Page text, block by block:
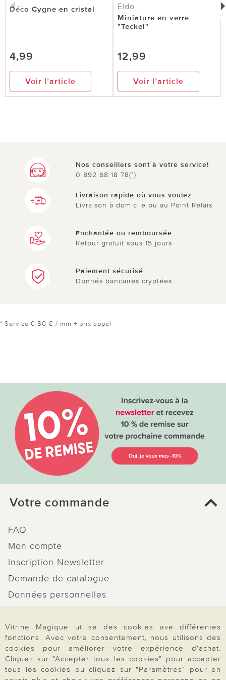
L'oiseau en verre est magnifique. Il était bien
emballé et est arrivé en bon état. [Traduit
0 sur 0 ont trouvé cette évaluation utile.
utile pas utile
Déco Cygne en cristal
4,99
Voir l’article
Eldo
Miniature en verre
"Teckel"
12,99
Voir l’article
Nos conseillers sont à votre service!
0 892 68 18 78(*)
Livraison rapide où vous voulez
Livraison à domicile ou au Point Relais
Enchantée ou remboursée
Retour gratuit sous 15 jours
Paiement sécurisé
Donnés bancaires cryptées
* Service 0,50 € / min + prix appel
Votre commande
FAQ
Mon compte
Inscription Newsletter
Demande de catalogue
Données personnelles
Rétractation
Vitrine Magique utilise des cookies ave différentes
fonctions. Avec votre consentement, nous utilisons des
cookies pour améliorer votre expérience d'achat.
Cliquez sur "Accepter tous les cookies" pour accepter
tous les cookies ou cliquez sur "Paramètres" pour en